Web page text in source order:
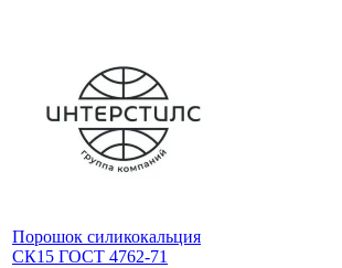
Порошок силикокальция
СК15 ГОСТ 4762-71